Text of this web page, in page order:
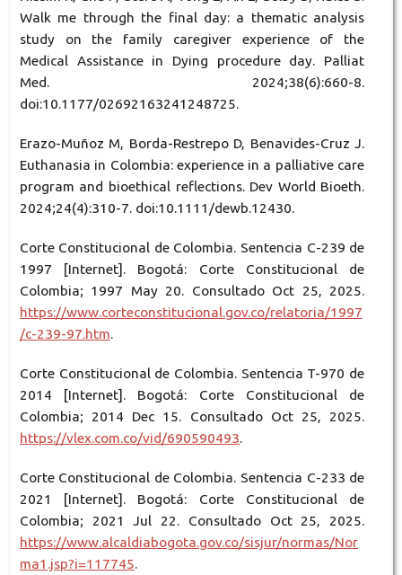
Walk me through the final day: a thematic analysis
study on the family caregiver experience of the
Medical Assistance in Dying procedure day. Palliat
Med. 2024;38(6):660-8.
doi:10.1177/02692163241248725.
Erazo-Muñoz M, Borda-Restrepo D, Benavides-Cruz J.
Euthanasia in Colombia: experience in a palliative care
program and bioethical reflections. Dev World Bioeth.
2024;24(4):310-7. doi:10.1111/dewb.12430.
Corte Constitucional de Colombia. Sentencia C-239 de
1997 [Internet]. Bogotá: Corte Constitucional de
Colombia; 1997 May 20. Consultado Oct 25, 2025.
https://www.corteconstitucional.gov.co/relatoria/1997
/c-239-97.htm.
Corte Constitucional de Colombia. Sentencia T-970 de
2014 [Internet]. Bogotá: Corte Constitucional de
Colombia; 2014 Dec 15. Consultado Oct 25, 2025.
https://vlex.com.co/vid/690590493.
Corte Constitucional de Colombia. Sentencia C-233 de
2021 [Internet]. Bogotá: Corte Constitucional de
Colombia; 2021 Jul 22. Consultado Oct 25, 2025.
https://www.alcaldiabogota.gov.co/sisjur/normas/Nor
ma1.jsp?i=117745.